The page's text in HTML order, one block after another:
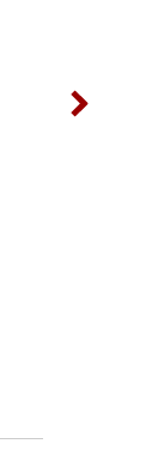
ฟ
ห